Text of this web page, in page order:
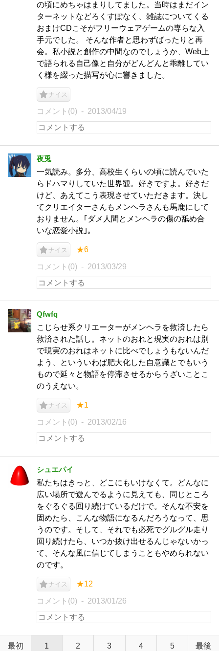
の頃にめちゃはまりしてました。当時はまだイン
ターネットなどろくすぽなく、雑誌についてくる
おまけCDこそがフリーウェアゲームの専らな入
手元でした。 そんな作者と思わずばったりと再
会。私小説と創作の中間なのでしょうか、Web上
で語られる自己像と自分がどんどんと乖離してい
く様を綴った描写が心に響きました。
ナイス
コメント(0) 2013/04/19
夜兎
一気読み。多分、高校生くらいの頃に読んでいた
らドハマりしていた世界観。好きですよ。好きだ
けど、あえてこう表現させていただきます。決し
てクリエイターさんもメンヘラさんも馬鹿にして
おりません。｢ダメ人間とメンヘラの傷の舐め合
いな恋愛小説｣。
ナイス ★6
コメント(0) 2013/03/29
Qfwfq
こじらせ系クリエーターがメンヘラを救済したら
救済された話し。ネットのおれと現実のおれは別
で現実のおれはネットに比べでしょうもないんだ
よう、といういわば肥大化した自意識とでもいう
もので延々と物語を停滞させるからうざいことこ
のうえない。
ナイス ★1
コメント(0) 2013/02/16
シュエパイ
私たちはきっと、どこにもいけなくて。どんなに
広い場所で遊んでるように見えても、同じところ
をぐるぐる回り続けているだけで。そんな不安を
固めたら、こんな物語になるんだろうなって、思
うのです。そして、それでも必死でグルグル走り
回り続けたら、いつか抜け出せるんじゃないかっ
て、そんな風に信じてしまうこともやめられない
のです。
ナイス ★12
コメント(0) 2013/01/26
最初 1 2 3 4 5 最後